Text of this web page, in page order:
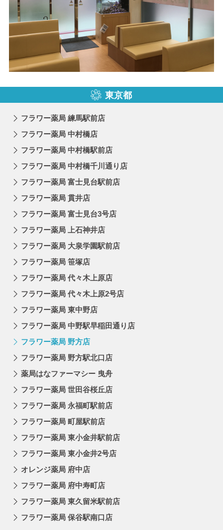
東京都
フラワー薬局 練馬駅前店
フラワー薬局 中村橋店
フラワー薬局 中村橋駅前店
フラワー薬局 中村橋千川通り店
フラワー薬局 富士見台駅前店
フラワー薬局 貫井店
フラワー薬局 富士見台3号店
フラワー薬局 上石神井店
フラワー薬局 大泉学園駅前店
フラワー薬局 笹塚店
フラワー薬局 代々木上原店
フラワー薬局 代々木上原2号店
フラワー薬局 東中野店
フラワー薬局 中野駅早稲田通り店
フラワー薬局 野方店
フラワー薬局 野方駅北口店
薬局はなファーマシー 曳舟
フラワー薬局 世田谷桜丘店
フラワー薬局 永福町駅前店
フラワー薬局 町屋駅前店
フラワー薬局 東小金井駅前店
フラワー薬局 東小金井2号店
オレンジ薬局 府中店
フラワー薬局 府中寿町店
フラワー薬局 東久留米駅前店
フラワー薬局 保谷駅南口店